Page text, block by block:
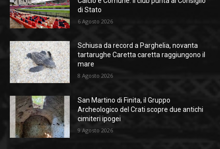
di Stato
6 Agosto 2026
Schiusa da record a Parghelia, novanta
tartarughe Caretta caretta raggiungono il
mare
8 Agosto 2026
San Martino di Finita, il Gruppo
Archeologico del Crati scopre due antichi
cimiteri ipogei
9 Agosto 2026